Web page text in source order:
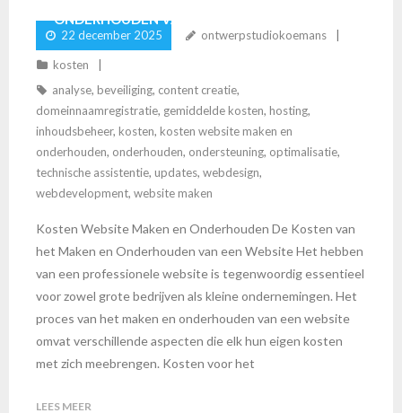
ONDERHOUDEN VAN EEN WEBSITE: EEN
OVERZICHT VAN FINANCIËLE ASPECTEN
22 december 2025 ontwerpstudiokoemans
kosten
analyse, beveiliging, content creatie,
domeinnaamregistratie, gemiddelde kosten, hosting,
inhoudsbeheer, kosten, kosten website maken en
onderhouden, onderhouden, ondersteuning, optimalisatie,
technische assistentie, updates, webdesign,
webdevelopment, website maken
Kosten Website Maken en Onderhouden De Kosten van
het Maken en Onderhouden van een Website Het hebben
van een professionele website is tegenwoordig essentieel
voor zowel grote bedrijven als kleine ondernemingen. Het
proces van het maken en onderhouden van een website
omvat verschillende aspecten die elk hun eigen kosten
met zich meebrengen. Kosten voor het
LEES MEER